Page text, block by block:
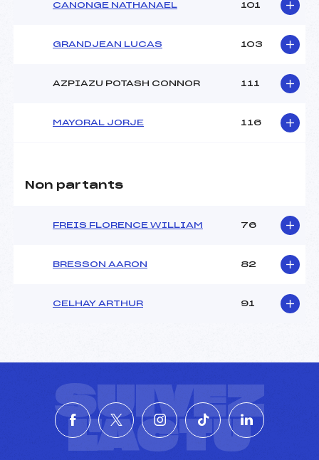
CANONGE NATHANAEL 101
GRANDJEAN LUCAS 103
AZPIAZU POTASH CONNOR 111
MAYORAL JORJE 116
Non partants
FREIS FLORENCE WILLIAM 76
BRESSON AARON 82
CELHAY ARTHUR 91
SUIVEZ
L'ACTU